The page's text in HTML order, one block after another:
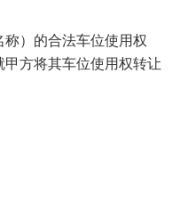
）的合法车位使用权
甲方将其车位使用权转让